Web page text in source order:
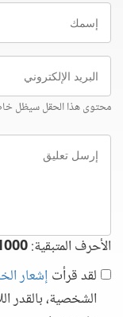
إسمك
البريد
الإلكتروني
محتوى هذا الحقل سيظل
إرسل
تعليق
الأحرف المتبقية:
لقد قرأت إشعار
الشخصية، بالقدر